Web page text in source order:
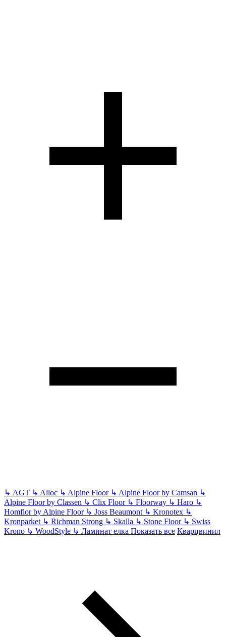
↳ AGT ↳ Alloc ↳ Alpine Floor ↳ Alpine Floor by Camsan ↳
Alpine Floor by Classen ↳ Clix Floor ↳ Floorway ↳ Haro ↳
Homflor by Alpine Floor ↳ Joss Beaumont ↳ Kronotex ↳
Kronparket ↳ Richman Strong ↳ Skalla ↳ Stone Floor ↳ Swiss
Krono ↳ WoodStyle ↳ Ламинат елка Показать все Кварцвинил